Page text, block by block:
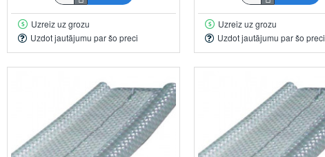
Uzreiz uz grozu
Uzdot jautājumu par šo preci
Uzreiz uz grozu
Uzdot jautājumu par šo preci